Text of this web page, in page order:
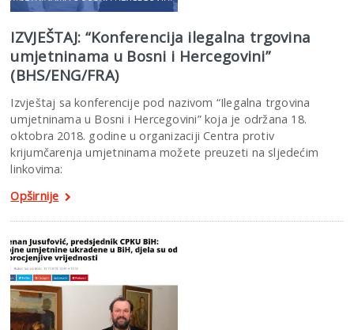
IZVJEŠTAJ: “Konferencija ilegalna trgovina
umjetninama u Bosni i Hercegovini”
(BHS/ENG/FRA)
Izvještaj sa konferencije pod nazivom “Ilegalna trgovina
umjetninama u Bosni i Hercegovini” koja je održana 18.
oktobra 2018. godine u organizaciji Centra protiv
krijumčarenja umjetninama možete preuzeti na sljedećim
linkovima:
Opširnije